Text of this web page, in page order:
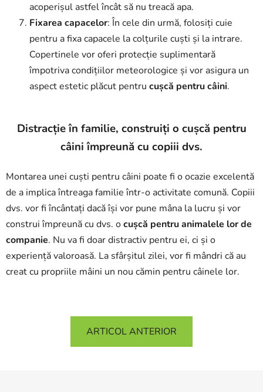
acoperișul astfel încât să nu treacă apa.
Fixarea capacelor: În cele din urmă, folosiți cuie
pentru a fixa capacele la colțurile cuști și la intrare.
Copertinele vor oferi protecție suplimentară
împotriva condițiilor meteorologice și vor asigura un
aspect estetic plăcut pentru cușcă pentru câini.
Distracție în familie, construiți o cușcă pentru
câini împreună cu copiii dvs.
Montarea unei cuști pentru câini poate fi o ocazie excelentă
de a implica întreaga familie într-o activitate comună. Copiii
dvs. vor fi încântați dacă își vor pune mâna la lucru și vor
construi împreună cu dvs. ocușcă pentru animalele lor de
companie. Nu va fi doar distractiv pentru ei, ci și o
experiență valoroasă. La sfârșitul zilei, vor fi mândri că au
creat cu propriile mâini un nou cămin pentru câinele lor.
ARTICOL ANTERIOR